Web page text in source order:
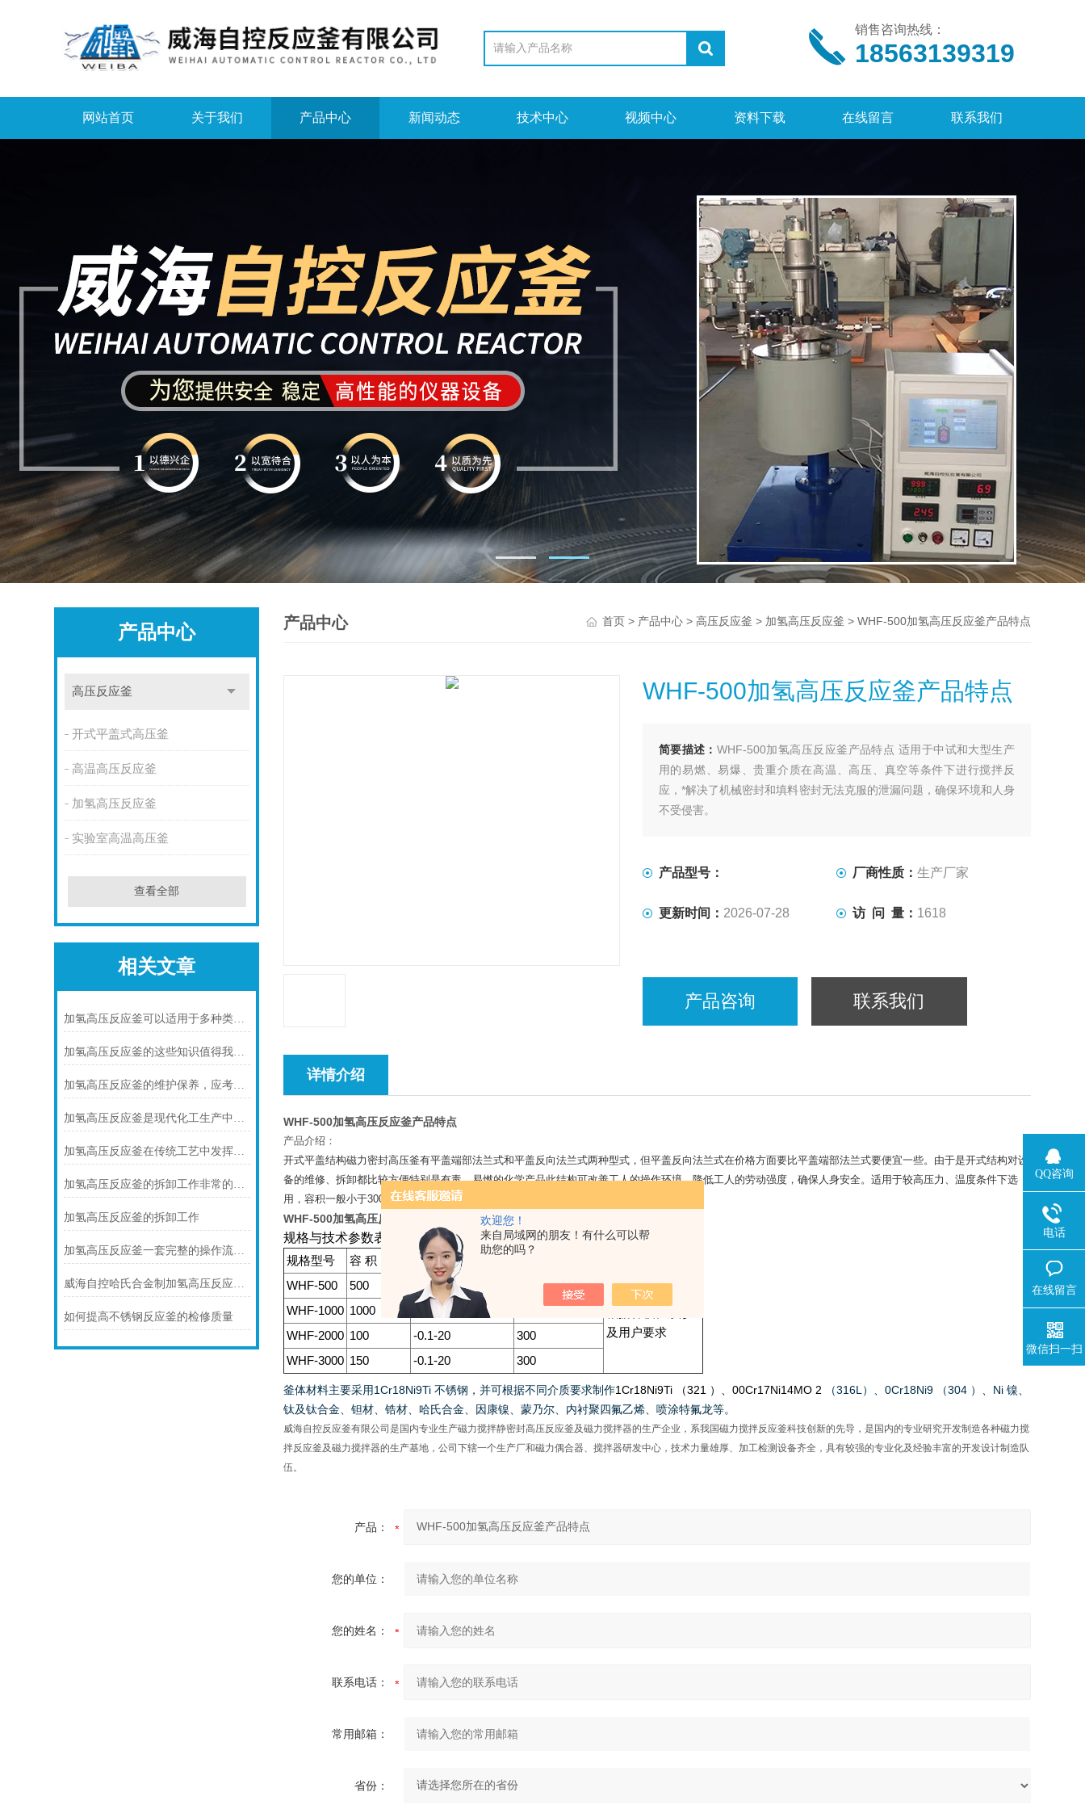
欢迎您！
来自局域网的朋友！有什么可以帮
助您的吗？
销售咨询热线：
18563139319
网站首页 关于我们 产品中心 新闻动态 技术中心 视频中心 资料下载 在线留言 联系我们
产品中心
高压反应釜
开式平盖式高压釜
高温高压反应釜
加氢高压反应釜
实验室高温高压釜
查看全部
相关文章
加氢高压反应釜可以适用于多种类型的加氢反应
加氢高压反应釜的这些知识值得我们学习
加氢高压反应釜的维护保养，应考虑以下几点
加氢高压反应釜是现代化工生产中不可少的设备之一
加氢高压反应釜在传统工艺中发挥着重要作用
加氢高压反应釜的拆卸工作非常的方便
加氢高压反应釜的拆卸工作
加氢高压反应釜一套完整的操作流程包含哪些步骤
威海自控哈氏合金制加氢高压反应釜的性能特点
如何提高不锈钢反应釜的检修质量
产品中心 首页> 产品中心> 高压反应釜 > 加氢高压反应釜 > WHF-500加氢高压反应釜产品特点
WHF-500加氢高压反应釜产品特点
简要描述： WHF-500加氢高压反应釜产品特点 适用于中试和大型生产
用的易燃、易爆、贵重介质在高温、高压、真空等条件下进行搅拌反
应，*解决了机械密封和填料密封无法克服的泄漏问题，确保环境和人身
不受侵害。
产品型号： 厂商性质：生产厂家
更新时间： 2026-07-28 访 问 量： 1618
产品咨询 联系我们
详情介绍
WHF-500加氢高压反应釜产品特点
产品介绍：
开式平盖结构磁力密封高压釜有平盖端部法兰式和平盖反向法兰式两种型式，但平盖反向法兰式在价格方面要比平盖端部法兰式要便宜一些。由于是开式结构对设
备的维修、拆卸都比较方便特别是有毒、易燃的化学产品此结构可改善工人的操作环境，降低工人的劳动强度，确保人身安全。适用于较高压力、温度条件下选
用，容积一般小于3000L以下的工况条件下。
WHF-500加氢高压反应釜产品特点
规格与技术参数表：
规格型号 容 积（L） 设计压力（MPa）
WHF-500
500 -0.1-20
及用户要求
WHF-1000 1000 -0.1-20
WHF-2000 100 -0.1-20
300
WHF-3000 150 -0.1-20 300
釜体材料主要采用1Cr18Ni9Ti不锈钢，并可根据不同介质要求制作1Cr18Ni9Ti （321 ）、00Cr17Ni14MO 2 （316L ）、0Cr18Ni9 （304 ）、 Ni镍、
钛及钛合金、钽材、锆材、哈氏合金、因康镍、蒙乃尔、内衬聚四氟乙烯、喷涂特氟龙等。
威海自控反应釜有限公司是国内专业生产磁力搅拌静密封高压反应釜及磁力搅拌器的生产企业，系我国磁力搅拌反应釜科技创新的先导，是国内的专业研究开发制造各种磁力搅
拌反应釜及磁力搅拌器的生产基地，公司下辖一个生产厂和磁力偶合器、搅拌器研发中心，技术力量雄厚、加工检测设备齐全，具有较强的专业化及经验丰富的开发设计制造队
伍。
产品：
您的单位：
您的姓名：
联系电话：
常用邮箱：
省份：
QQ咨询
电话
在线留言
微信扫一扫